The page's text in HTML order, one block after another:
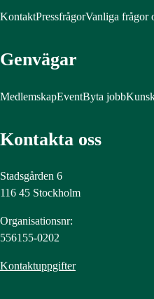
KontaktPressfrågorVanliga frågor
Genvägar
MedlemskapEventByta jobb
Kontakta oss
Stadsgården 6
116 45 Stockholm
Organisationsnr:
556155-0202
Kontaktuppgifter